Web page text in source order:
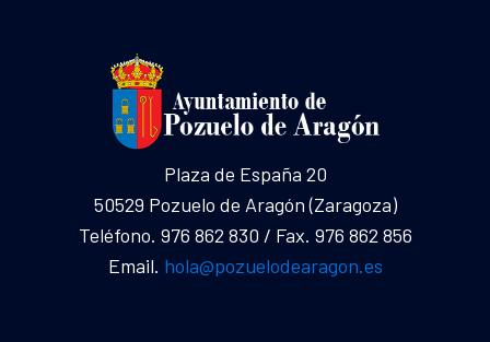
Plaza de España 20
50529 Pozuelo de Aragón (Zaragoza)
Teléfono. 976 862 830 / Fax. 976 862 856
Email. hola@pozuelodearagon.es